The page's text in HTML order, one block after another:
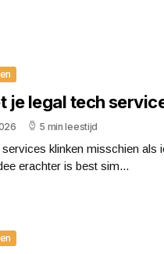
je legal tech
5 min leestijd
klinken misschien als
erachter is best sim...